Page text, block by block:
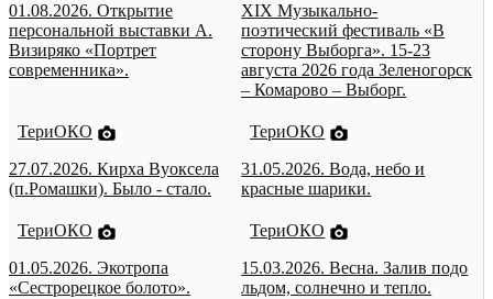
01.08.2026. Открытие
персональной выставки А.
Визиряко «Портрет
современника».
XIX Музыкально-
поэтический фестиваль «В
сторону Выборга». 15-23
августа 2026 года Зеленогорск
– Комарово – Выборг.
ТериОКО
27.07.2026. Кирха Вуоксела
(п.Ромашки). Было - стало.
ТериОКО
31.05.2026. Вода, небо и
красные шарики.
ТериОКО
01.05.2026. Экотропа
«Сестрорецкое болото».
ТериОКО
15.03.2026. Весна. Залив подо
льдом, солнечно и тепло.